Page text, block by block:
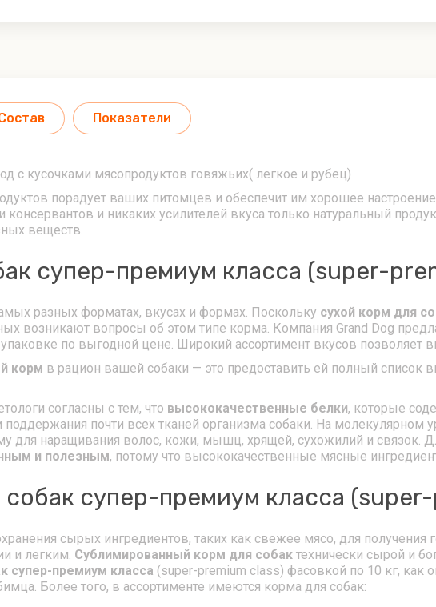
Показатели
с кусочками мясопродуктов говяжьих( легкое и рубец)
порадует ваших питомцев и обеспечит им хорошее
консервантов и никаких усилителей вкуса только натуральный
веществ.
супер-премиум класса (super-
разных форматах, вкусах и формах. Поскольку сухой корм для
возникают вопросы об этом типе корма. Компания Grand Dog
по выгодной цене. Широкий ассортимент вкусов
корм в рацион вашей собаки — это предоставить ей полный список
согласны с тем, что высококачественные белки, которые
почти всех тканей организма собаки. На молекулярном
для наращивания волос, кожи, мышц, хрящей, сухожилий и связок.
и полезным, потому что высококачественные мясные
супер-премиум класса
сырых ингредиентов, таких как свежее мясо, для получения
и легким. Сублимированный корм для собак технически сырой и
супер-премиум класса (super-premium class) фасовкой по 10 кг, как
Более того, в ассортименте имеются корма для собак: